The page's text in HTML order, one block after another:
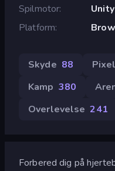
Spilmotor
Platform
Skyde 88 Pixel
Kamp 380
Overlevelse 241
Forbered dig på